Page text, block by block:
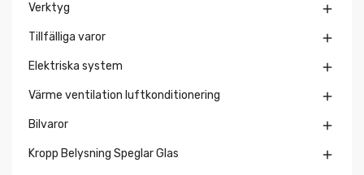
Verktyg 
Tillfälliga varor 
Elektriska system 
Värme ventilation luftkonditionering 
Bilvaror 
Kropp Belysning Speglar Glas 